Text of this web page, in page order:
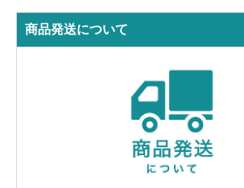
商品発送について